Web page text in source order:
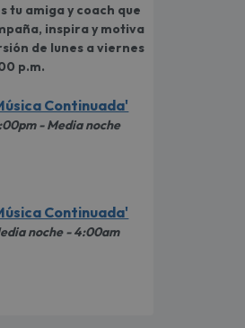
tu amiga y coach que
inspira y motiva
de lunes a viernes
p.m.
Continuada'
- Media noche
Continuada'
noche - 4:00am